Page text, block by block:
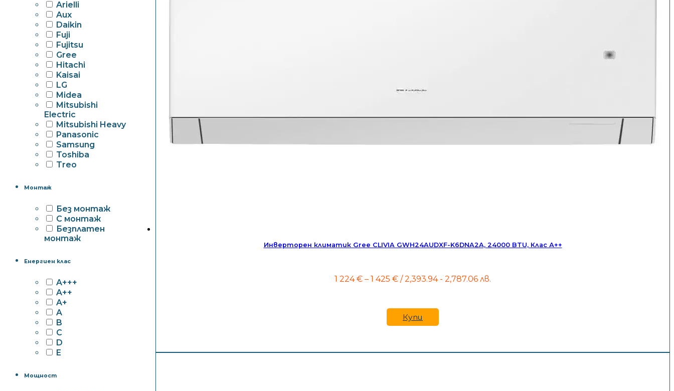
Arielli
Aux
Daikin
Fuji
Fujitsu
Gree
Hitachi
Kaisai
LG
Midea
Mitsubishi
Electric
Mitsubishi Heavy
Panasonic
Samsung
Toshiba
Treo
Монтаж
Без монтаж
С монтаж
Безплатен
монтаж
Енергиен клас
A+++
A++
A+
A
B
C
D
E
Мощност
Инверторен климатик Gree CLIVIA GWH24AUDXF-K6DNA2A, 24000 BTU, Клас А++
1 224€ – 1 425 €Price
224 €
through
1
/ 2,393.94 - 2,787.06 лв.
Купи